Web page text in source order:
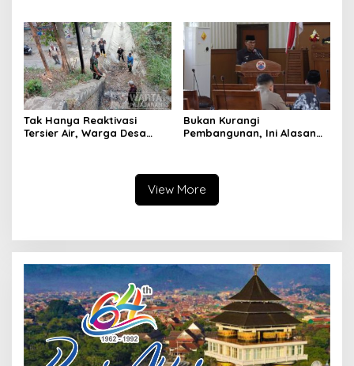
Tak Hanya Reaktivasi
Tersier Air, Warga Desa
Bukan Kurangi
Pembangunan, Ini Alasan
View More